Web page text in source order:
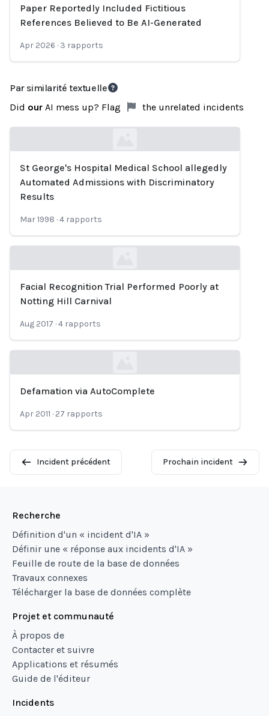
Paper Reportedly Included Fictitious
References Believed to Be AI-Generated
Apr 2026 · 3 rapports
Par similarité textuelle
Did our AI mess up? Flag the unrelated incidents
Loading...
St George's Hospital Medical School allegedly
Automated Admissions with Discriminatory
Results
Mar 1998 ·4 rapports
Loading...
Facial Recognition Trial Performed Poorly at
Notting Hill Carnival
Aug 2017 ·4 rapports
Defamation via AutoComplete
Apr 2011 · 27 rapports
Incident précédent Prochain incident
Recherche
Définition d'un « incident d'IA »
Définir une « réponse aux incidents d'IA »
Feuille de route de la base de données
Travaux connexes
Télécharger la base de données complète
Projet et communauté
À propos de
Contacter et suivre
Applications et résumés
Guide de l'éditeur
Incidents